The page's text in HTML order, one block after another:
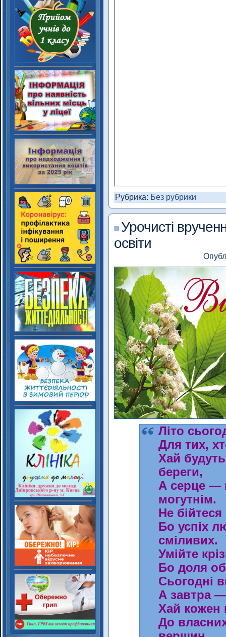
Рубрика: Без рубрики
Урочисті
освіти
Літо
Для тих,
Хай
береги,
А серце —
могутнім.
Не
Бо успіх
сміливих.
Умійте
Бо доля
Сьогодні
А завтра
Хай кожен
До